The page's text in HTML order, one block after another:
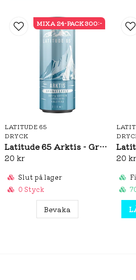
LATITUDE 65
DRYCK
Latitude 65 Arktis - Granatäpple 330ml
20 kr
Slut på lager
0 Styck
Bevaka
MIXA 24-PACK 300:-
20 kr